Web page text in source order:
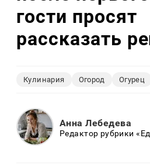
гости просят
рассказать
Кулинария Огород Огурец
Анна Лебедева
Редактор рубрики